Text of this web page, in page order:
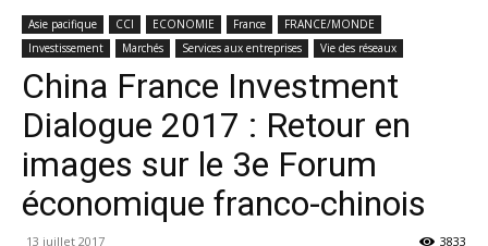
Asie pacifique CCI ECONOMIE France
FRANCE/MONDE
Investissement
Marchés Services aux entreprises Vie des réseaux
China France Investment
Dialogue 2017 : Retour en
images sur le 3e Forum
économique franco-chinois
13 juillet 2017 3833